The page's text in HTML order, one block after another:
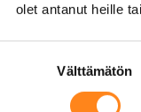
olet antanut heille
Välttämätön